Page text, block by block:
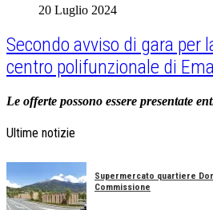
20 Luglio 2024
Secondo avviso di gara per
centro polifunzionale di
Le offerte possono essere presentate
Ultime notizie
Supermercato quartiere
Commissione